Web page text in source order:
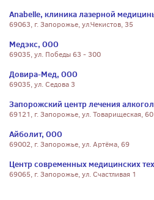
Anabelle, клиника лазерной
69063, г. Запорожье, ул.Чекистов, 35
Медэкс, ООО
69035, ул. Победы 63 - 300
Довира-Мед, ООО
69035, ул. Седова 3
Запорожский центр лечения
69121, г. Запорожье, ул. Товарищеская, 60
Айболит, ООО
69002, г. Запорожье, ул. Артёма, 69
Центр современных медицинских
69065, г. Запорожье, ул. Счастливая 1